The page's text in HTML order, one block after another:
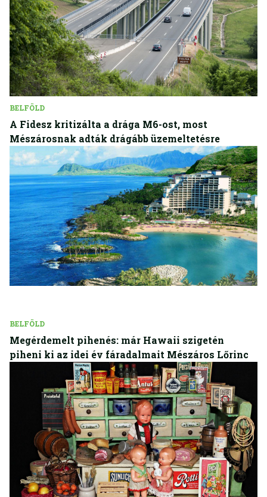
BELFÖLD
A Fidesz kritizálta a drága M6-ost, most
Mészárosnak adták drágább üzemeltetésre
BELFÖLD
Megérdemelt pihenés: már Hawaii szigetén
piheni ki az idei év fáradalmait Mészáros Lőrinc